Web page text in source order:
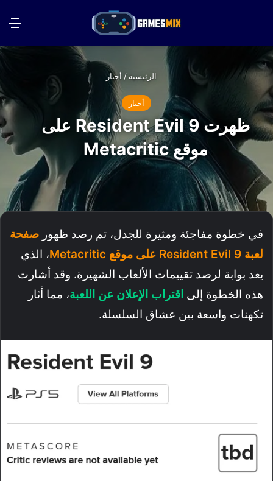
الرئيسية / أخبار
أخبار
ظهرت Resident Evil 9 على
موقع Metacritic
في خطوة مفاجئة ومثيرة للجدل، تم رصد ظهور صفحة
لعبة Resident Evil 9 على موقع Metacritic
، الذي
يعد بوابة لرصد تقييمات الألعاب الشهيرة. وقد أشارت
هذه الخطوة إلى اقتراب الإعلان عن اللعبة، مما أثار
تكهنات واسعة بين عشاق السلسلة.